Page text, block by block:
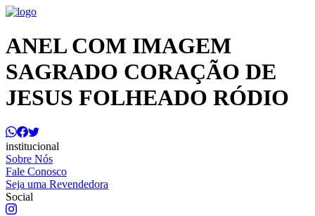
ANEL COM IMAGEM
SAGRADO CORAÇÃO DE
JESUS FOLHEADO RÓDIO
institucional
Sobre Nós
Fale Conosco
Seja uma Revendedora
Social